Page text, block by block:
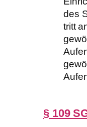
des
tritt
§ 109